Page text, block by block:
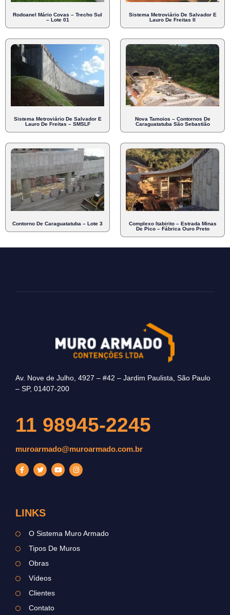
Rodoanel Mário Covas – Trecho Sul
– Lote 01
Sistema Metroviário De Salvador E
Lauro De Freitas II
Sistema Metroviário De Salvador E
Lauro De Freitas – SMSLF
Nova Tamoios – Contornos De
Caraguatatuba São Sebastião
Contorno De Caraguatatuba – Lote 3
Complexo Itabirito – Estrada Minas
De Pico – Fábrica Ouro Preto
Av. Nove de Julho, 4927 – #42 – Jardim Paulista, São Paulo
– SP, 01407-200
11 98945-2245
muroarmado@muroarmado.com.br
LINKS
O Sistema Muro Armado
Tipos De Muros
Obras
Vídeos
Clientes
Contato